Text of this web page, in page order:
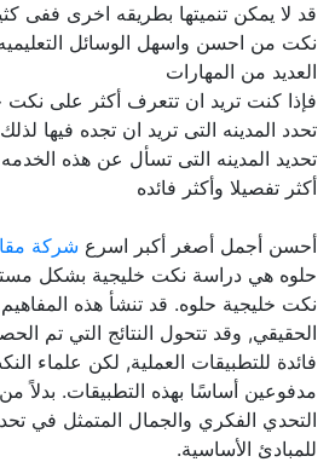
قد لا يمكن تنميتها بطريقه اخرى ففى
نكت من احسن واسهل الوسائل التعليميه
العديد من المهارات
فإذا كنت تريد ان تتعرف أكثر على نكت
تحدد المدينه التى تريد ان تجده فيها
تحديد المدينه التى تسأل عن هذه الخدمه
أكثر تفصيلا وأكثر فائده
أحسن أجمل أصغر أكبر اسرع شركة
حلوه هي دراسة نكت خليجية بشكل
نكت خليجية حلوه. قد تنشأ هذه المفاهيم
الحقيقي, وقد تتحول النتائج التي تم
فائدة للتطبيقات العملية, لكن علماء
مدفوعين أساسًا بهذه التطبيقات. بدلاً من
التحدي الفكري والجمال المتمثل في تحديد
للمبادئ الأساسية.